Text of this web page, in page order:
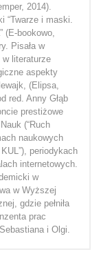
2014).
“Twarze i maski.
(E-bookowo,
Pisała w
literaturze
aspekty
(Elipsa,
red. Anny Głąb
prestiżowe
(“Ruch
naukowych
periodykach
internetowych.
w
w Wyższej
gdzie pełniła
prac
i Olgi.